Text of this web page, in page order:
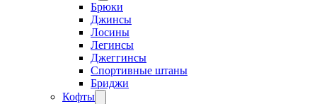
Брюки
Джинсы
Лосины
Легинсы
Джеггинсы
Спортивные штаны
Бриджи
Кофты